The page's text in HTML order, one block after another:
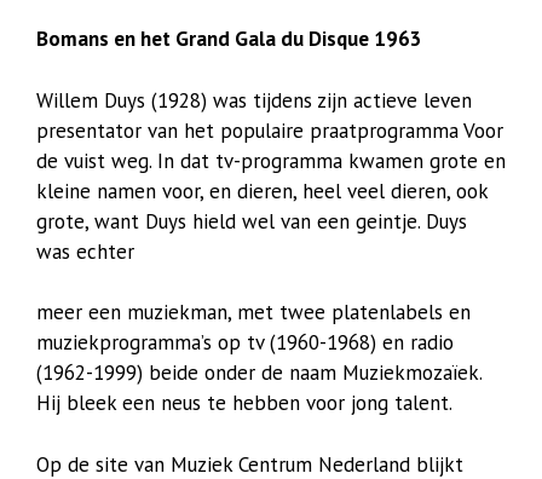
Bomans en het Grand Gala du Disque 1963
Willem Duys (1928) was tijdens zijn actieve leven
presentator van het populaire praatprogramma Voor
de vuist weg. In dat tv-programma kwamen grote en
kleine namen voor, en dieren, heel veel dieren, ook
grote, want Duys hield wel van een geintje. Duys
was echter
meer een muziekman, met twee platenlabels en
muziekprogramma’s op tv (1960-1968) en radio
(1962-1999) beide onder de naam Muziekmozaïek.
Hij bleek een neus te hebben voor jong talent.
Op de site van Muziek Centrum Nederland blijkt